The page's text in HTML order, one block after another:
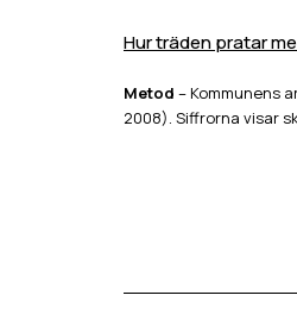
Hur träden pratar
Metod – Kommunens
2008). Siffrorna visar